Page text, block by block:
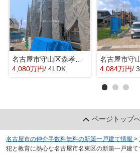
名古屋市守山区森孝２丁目136『仲介料無料』新築戸建て
4,080万円/ 4LDK
4,084万円/
ページトップ
名古屋市の仲介手数料無料の新築一戸建て情報 >
犯と教育に熱心な名古屋市名東区の新築一戸建て